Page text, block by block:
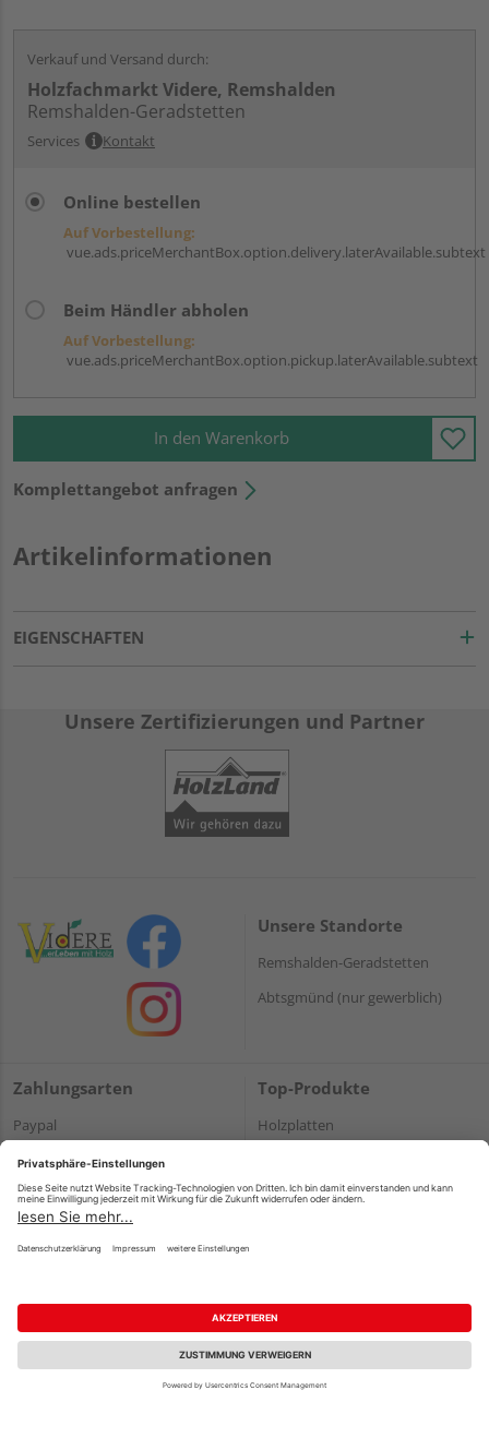
Verkauf und Versand durch:
Holzfachmarkt Videre, Remshalden
Remshalden-Geradstetten
Services Kontakt
Online bestellen
Auf Vorbestellung:
vue.ads.priceMerchantBox.option.delivery.laterAvailable.subtext
Beim Händler abholen
Auf Vorbestellung:
vue.ads.priceMerchantBox.option.pickup.laterAvailable.subtext
In den Warenkorb
Komplettangebot anfragen
Artikelinformationen
EIGENSCHAFTEN
Unsere Zertifizierungen und Partner
Unsere Standorte
Remshalden-Geradstetten
Abtsgmünd (nur gewerblich)
Zahlungsarten
Paypal
Onlineüberweisung
Kreditkarte
Rechnung*
Top-Produkte
Holzplatten
Terrassendielen
Datenschutz AGB
Barrierefreiheitserklärung